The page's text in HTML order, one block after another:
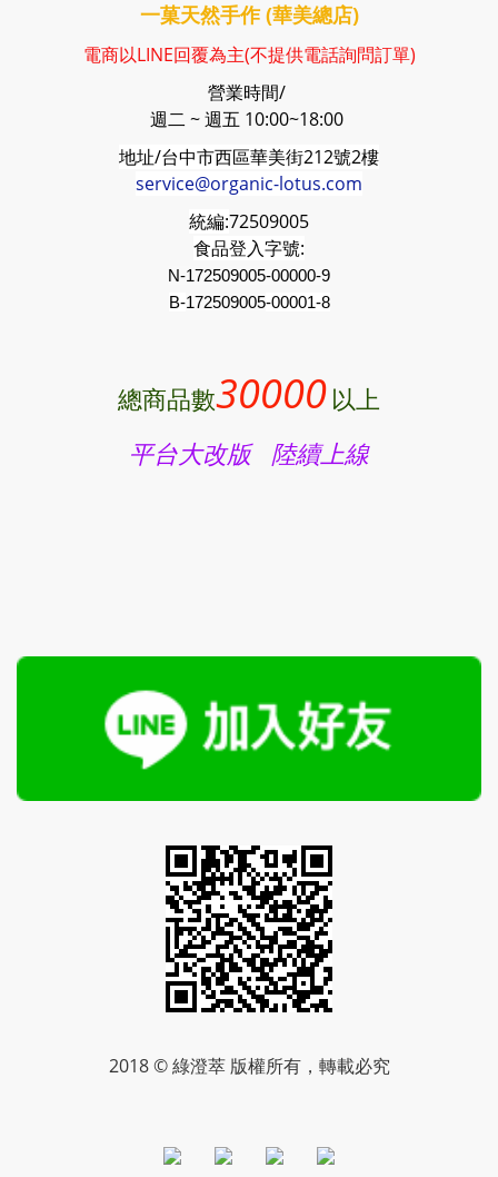
一菓天然手作 (華美總店)
電商以LINE回覆為主(不提供電話詢問訂單)
營業時間/
週二 ~ 週五 10:00~18:00
地址/台中市西區華美街212號2樓
service@organic-lotus.com
統編:72509005
食品登入字號:
N-172509005-00000-9
B-172509005-00001-8
總商品數30000 以上
平台大改版 陸續上線
2018 © 綠澄萃 版權所有，轉載必究